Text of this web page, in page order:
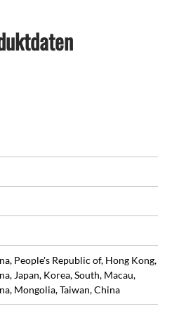
People's Republic of, Hong Kong,
Japan, Korea, South, Macau,
Mongolia, Taiwan, China